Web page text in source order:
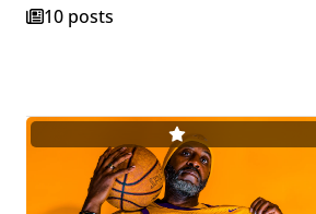
10 posts